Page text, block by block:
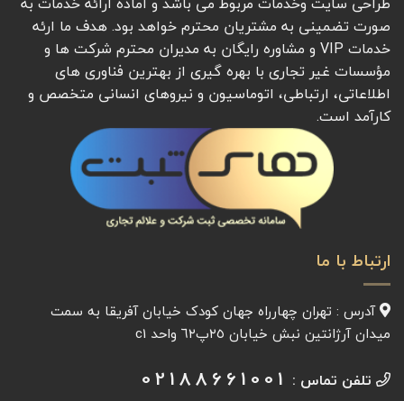
صورت تضمینی به مشتریان محترم خواهد بود. هدف ما ارئه
خدمات VIP و مشاوره رایگان به مدیران محترم شرکت ها و
مؤسسات غیر تجاری با بهره گیری از بهترین فناوری های
اطلاعاتی، ارتباطی، اتوماسیون و نیروهای انسانی متخصص و
کارآمد است.
ارتباط با ما
آدرس : تهران چهارراه جهان کودک خیابان آفريقا به سمت
میدان آرژانتين نبش خیابان ٢٥پ٦٢ واحد c1
تلفن تماس : 02188661001